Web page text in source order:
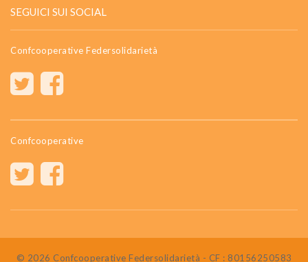
SEGUICI SUI SOCIAL
Confcooperative Federsolidarietà
Confcooperative
© 2026 Confcooperative Federsolidarietà - CF : 80156250583